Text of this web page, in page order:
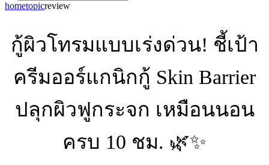
hometopicreview
กู้ผิวโทรมแบบเร่งด่วน! ชี้เป้า
ครีมออร์แกนิกกู้ Skin Barrier
ปลุกผิวฟูกระจก เหมือนนอน
ครบ 10 ชม. 🌿✨